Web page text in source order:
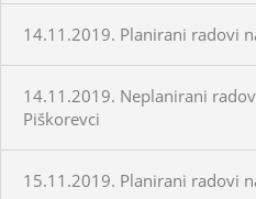
14.11.2019. Planirani radovi
14.11.2019. Neplanirani
Piškorevci
15.11.2019. Planirani radovi